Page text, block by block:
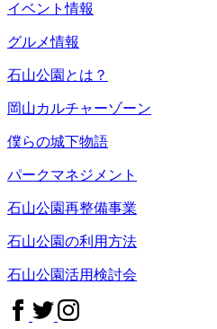
イベント情報
グルメ情報
石山公園とは？
岡山カルチャーゾーン
僕らの城下物語
パークマネジメント
石山公園再整備事業
石山公園の利用方法
石山公園活用検討会